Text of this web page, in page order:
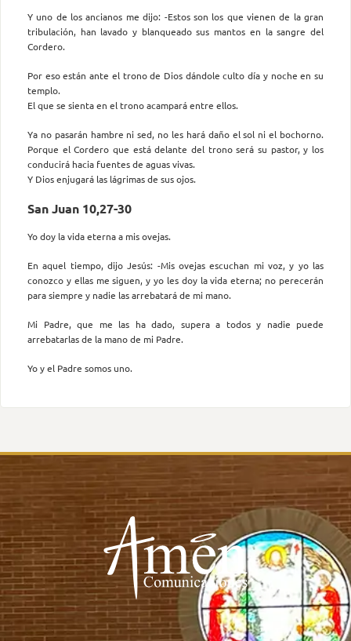
Y uno de los ancianos me dijo: -Estos son los que vienen de la gran
tribulación, han lavado y blanqueado sus mantos en la sangre del
Cordero.
Por eso están ante el trono de Dios dándole culto día y noche en su
templo.
El que se sienta en el trono acampará entre ellos.
Ya no pasarán hambre ni sed, no les hará daño el sol ni el bochorno.
Porque el Cordero que está delante del trono será su pastor, y los
conducirá hacia fuentes de aguas vivas.
Y Dios enjugará las lágrimas de sus ojos.
San Juan 10,27-30
Yo doy la vida eterna a mis ovejas.
En aquel tiempo, dijo Jesús: -Mis ovejas escuchan mi voz, y yo las
conozco y ellas me siguen, y yo les doy la vida eterna; no perecerán
para siempre y nadie las arrebatará de mi mano.
Mi Padre, que me las ha dado, supera a todos y nadie puede
arrebatarlas de la mano de mi Padre.
Yo y el Padre somos uno.